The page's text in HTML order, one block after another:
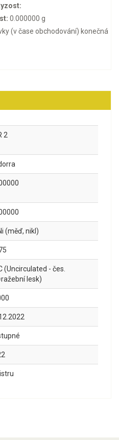
0.000000 g
(v čase obchodování) konečná
2
(měď, nikl)
(Uncirculated - čes.
lesk)